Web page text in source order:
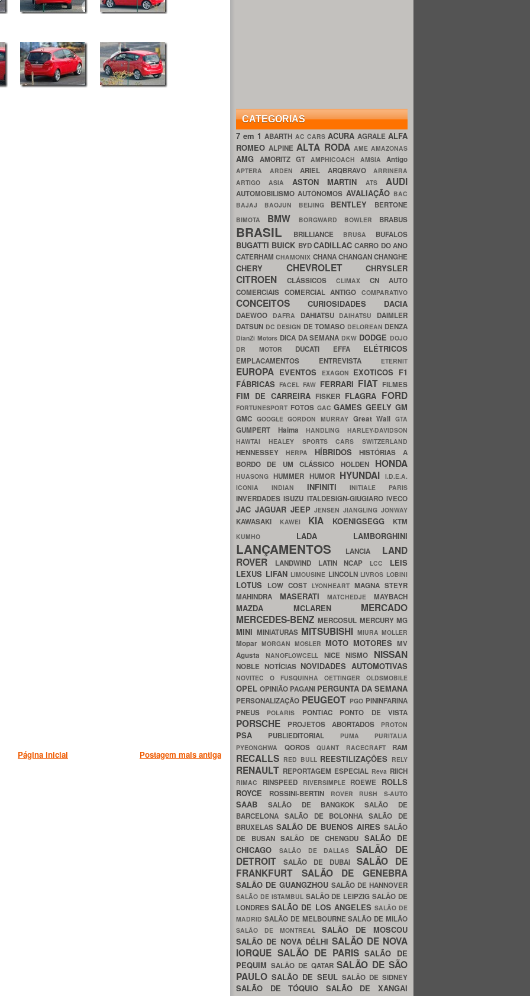
Postagem mais antiga
Página inicial
CATEGORIAS
7 em 1ABARTH AC CARS ACURA AGRALE ALFA
ROMEOALPINEALTA RODA AME AMAZONAS
AMG AMORITZ GT AMPHICOACH AMSIA Antigo
APTERA ARDEN ARIEL ARQBRAVO ARRINERA
ARTIGO ASIA ASTON MARTINATS AUDI
AUTOMOBILISMOAUTÔNOMOS AVALIAÇÃO BAC
BAJAJ BAOJUN BEIJING BENTLEY BERTONE
BIMOTA BMW BORGWARD BOWLER BRABUS
BRASIL BRILLIANCE BRUSA BUFALOS
BUGATTI BUICK BYDCADILLACCARRO DO ANO
CATERHAMCHAMONIX CHANACHANGANCHANGHE
CHERY CHEVROLET CHRYSLER
CITROEN CLÁSSICOS CLIMAX CN AUTO
COMERCIAIS COMERCIAL ANTIGOCOMPARATIVO
CONCEITOS CURIOSIDADES DACIA
DAEWOO DAFRA DAHIATSU DAIHATSU DAIMLER
DATSUN DC DESIGN DE TOMASO DELOREAN DENZA
DianZi Motors DICA DA SEMANA DKW DODGE DOJO
DR MOTOR DUCATI EFFA ELÉTRICOS
EMPLACAMENTOS ENTREVISTA ETERNIT
EUROPA EVENTOS EXAGON EXOTICOS F1
FÁBRICASFACELFAW FERRARI FIAT FILMES
FIM DE CARREIRA FISKER FLAGRA FORD
FORTUNESPORT FOTOS GACGAMESGEELYGM
GMC GOOGLEGORDON MURRAY Great WallGTA
GUMPERT HaimaHANDLINGHARLEY-DAVIDSON
HAWTAI HEALEY SPORTS CARS SWITZERLAND
HENNESSEY HERPA HÍBRIDOSHISTÓRIAS A
BORDO DE UM CLÁSSICO HOLDEN HONDA
HUASONGHUMMER HUMOR HYUNDAI I.D.E.A.
ICONIA INDIAN INFINITIINITIALE PARIS
INVERDADESISUZU ITALDESIGN-GIUGIAROIVECO
JAC JAGUAR JEEPJENSENJIANGLINGJONWAY
KAWASAKI KAWEI KIA KOENIGSEGG KTM
KUMHO LADA LAMBORGHINI
LANÇAMENTOS LANCIA LAND
ROVER
LANDWIND LATIN NCAP LCC LEIS
LEXUS LIFAN LIMOUSINE LINCOLN LIVROS LOBINI
LOTUS LOW COST LYONHEART MAGNA STEYR
MAHINDRA MASERATIMATCHEDJEMAYBACH
MAZDA MCLAREN MERCADO
MERCEDES-BENZMERCOSUL MERCURYMG
MINI MINIATURAS MITSUBISHI MIURA MOLLER
Mopar MORGAN MOSLER MOTO MOTORES MV
Agusta NANOFLOWCELL NICENISMO NISSAN
NOBLE NOTÍCIAS NOVIDADES AUTOMOTIVAS
NOVITEC O FUSQUINHA OETTINGER OLDSMOBILE
OPEL OPINIÃO PAGANI PERGUNTA DA SEMANA
PERSONALIZAÇÃO PEUGEOT PGO PININFARINA
PNEUS
POLARIS PONTIAC PONTO DE VISTA
PORSCHE PROJETOS ABORTADOS PROTON
PSA PUBLIEDITORIAL PUMA PURITALIA
PYEONGHWA QOROS QUANT RACECRAFT RAM
RECALLS RED BULL REESTILIZAÇÕES RELY
RENAULT REPORTAGEM ESPECIAL Reva RIICH
RIMAC RINSPEED RIVERSIMPLE ROEWE ROLLS
ROYCE
ROSSINI-BERTIN ROVER RUSH S-AUTO
SAAB SALÃO DE BANGKOKSALÃO DE
BARCELONA SALÃO DE BOLONHASALÃO DE
BRUXELAS SALÃO DE BUENOS AIRES SALÃO
DE BUSAN SALÃO DE CHENGDU SALÃO DE
CHICAGO
SALÃO DE DALLASSALÃO DE
DETROIT
SALÃO DE DUBAI SALÃO DE
FRANKFURT SALÃO DE GENEBRA
SALÃO DE GUANGZHOU SALÃO DE HANNOVER
SALÃO DE ISTAMBUL SALÃO DE LEIPZIGSALÃO DE
LONDRESSALÃO DE LOS ANGELES SALÃO DE
MADRID SALÃO DE MELBOURNESALÃO DE MILÃO
SALÃO DE MONTREAL SALÃO DE MOSCOU
SALÃO DE NOVA DÉLHI SALÃO DE NOVA
IORQUE SALÃO DE PARISSALÃO DE
PEQUIM SALÃO DE QATARSALÃO DE SÃO
PAULO SALÃO DE SEUL SALÃO DE SIDNEY
SALÃO DE TÓQUIO SALÃO DE XANGAI